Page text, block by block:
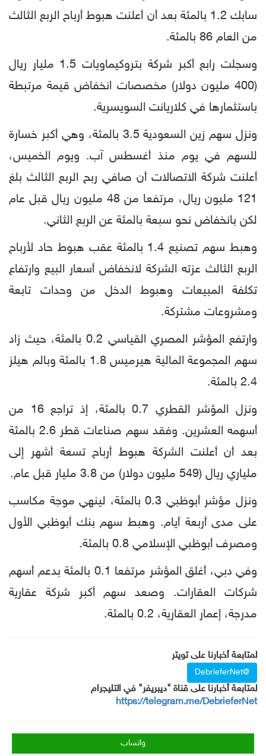
سابك 1.2 بالمئة بعد أن أعلنت هبوط أرباح الربع الثالث
من العام 86 بالمئة.
وسجلت رابع أكبر شركة بتروكيماويات 1.5 مليار ريال
(400 مليون دولار) مخصصات انخفاض قيمة مرتبطة
باستثمارها في كلاريانت السويسرية.
ونزل سهم زين السعودية 3.5 بالمئة، وهي أكبر خسارة
للسهم في يوم منذ أغسطس آب. ويوم الخميس،
أعلنت شركة الاتصالات أن صافي ربح الربع الثالث بلغ
121 مليون ريال، مرتفعا من 48 مليون ريال قبل عام
لكن بانخفاض نحو سبعة بالمئة عن الربع الثاني.
وهبط سهم تصنيع 1.4 بالمئة عقب هبوط حاد لأرباح
الربع الثالث عزته الشركة لانخفاض أسعار البيع وارتفاع
تكلفة المبيعات وهبوط الدخل من وحدات تابعة
ومشروعات مشتركة.
وارتفع المؤشر المصري القياسي 0.2 بالمئة، حيث زاد
سهم المجموعة المالية هيرميس 1.8 بالمئة وبالم هيلز
2.4 بالمئة.
ونزل المؤشر القطري 0.7 بالمئة، إذ تراجع 16 من
أسهمه العشرين. وفقد سهم صناعات قطر 2.6 بالمئة
بعد أن أعلنت الشركة هبوط أرباح تسعة أشهر إلى
ملياري ريال (549 مليون دولار) من 3.8 مليار قبل عام.
ونزل مؤشر أبوظبي 0.3 بالمئة، لينهي موجة مكاسب
على مدى أربعة أيام. وهبط سهم بنك أبوظبي الأول
ومصرف أبوظبي الإسلامي 0.8 بالمئة.
وفي دبي، أغلق المؤشر مرتفعا 0.1 بالمئة بدعم أسهم
شركات العقارات. وصعد سهم أكبر شركة عقارية
مدرجة، إعمار العقارية، 0.2 بالمئة.
لمتابعة أخبارنا على تويتر
@DebrieferNet
لمتابعة أخبارنا على قناة "ديبريفر" في التليجرام
https://telegram.me/DebrieferNet
واتساب